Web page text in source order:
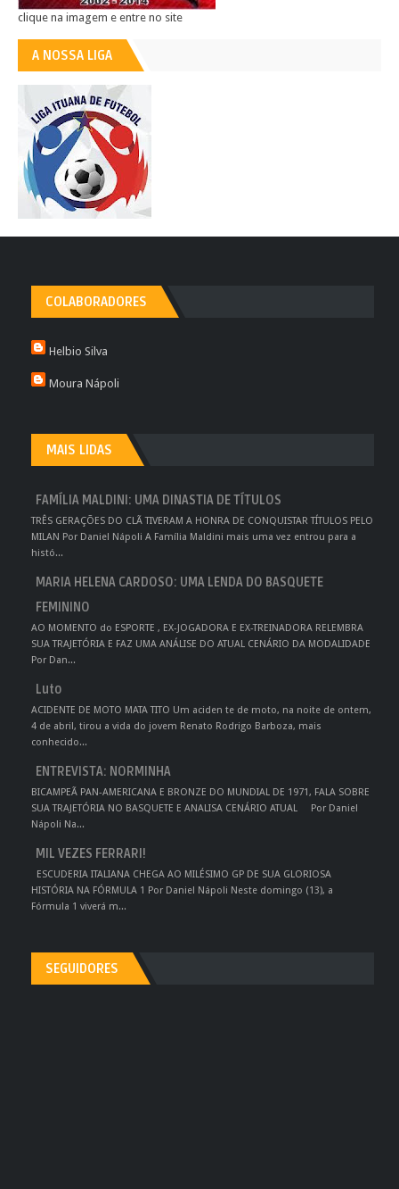
clique na imagem e entre no site
A NOSSA LIGA
COLABORADORES
Helbio Silva
Moura Nápoli
MAIS LIDAS
FAMÍLIA MALDINI: UMA DINASTIA DE TÍTULOS
TRÊS GERAÇÕES DO CLÃ TIVERAM A HONRA DE CONQUISTAR TÍTULOS PELO
MILAN Por Daniel Nápoli A Família Maldini mais uma vez entrou para a
histó...
MARIA HELENA CARDOSO: UMA LENDA DO BASQUETE
FEMININO
AO MOMENTO do ESPORTE , EX-JOGADORA E EX-TREINADORA RELEMBRA
SUA TRAJETÓRIA E FAZ UMA ANÁLISE DO ATUAL CENÁRIO DA MODALIDADE
Por Dan...
Luto
ACIDENTE DE MOTO MATA TITO Um aciden te de moto, na noite de ontem,
4 de abril, tirou a vida do jovem Renato Rodrigo Barboza, mais
conhecido...
ENTREVISTA: NORMINHA
BICAMPEÃ PAN-AMERICANA E BRONZE DO MUNDIAL DE 1971, FALA SOBRE
SUA TRAJETÓRIA NO BASQUETE E ANALISA CENÁRIO ATUAL Por Daniel
Nápoli Na...
MIL VEZES FERRARI!
ESCUDERIA ITALIANA CHEGA AO MILÉSIMO GP DE SUA GLORIOSA
HISTÓRIA NA FÓRMULA 1 Por Daniel Nápoli Neste domingo (13), a
Fórmula 1 viverá m...
SEGUIDORES